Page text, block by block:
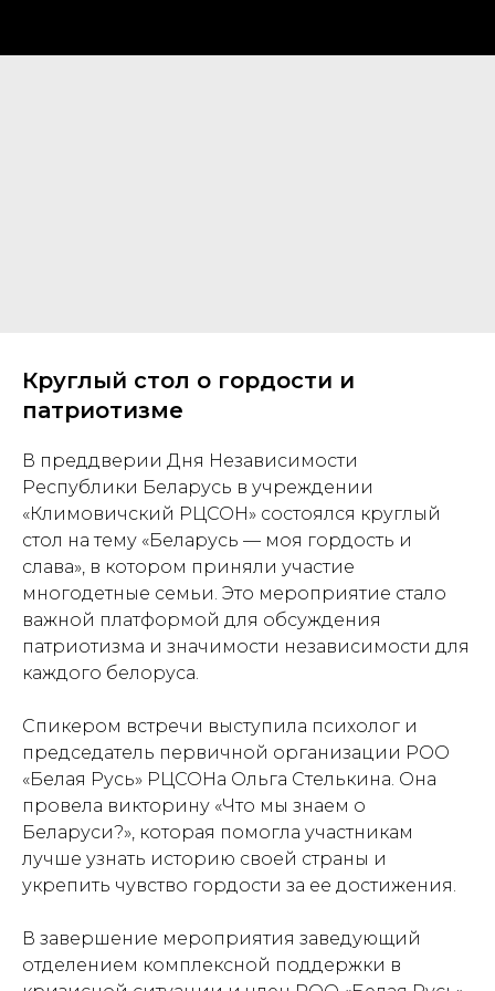
Круглый стол о гордости и
патриотизме
В преддверии Дня Независимости
Республики Беларусь в учреждении
«Климовичский РЦСОН» состоялся круглый
стол на тему «Беларусь — моя гордость и
слава», в котором приняли участие
многодетные семьи. Это мероприятие стало
важной платформой для обсуждения
патриотизма и значимости независимости для
каждого белоруса.
Спикером встречи выступила психолог и
председатель первичной организации РОО
«Белая Русь» РЦСОНа Ольга Стелькина. Она
провела викторину «Что мы знаем о
Беларуси?», которая помогла участникам
лучше узнать историю своей страны и
укрепить чувство гордости за ее достижения.
В завершение мероприятия заведующий
отделением комплексной поддержки в